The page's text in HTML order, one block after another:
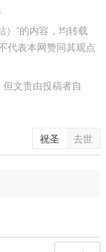
）”的内容，均转载
代表本网赞同其观点
文责由投稿者自
祝圣 去世